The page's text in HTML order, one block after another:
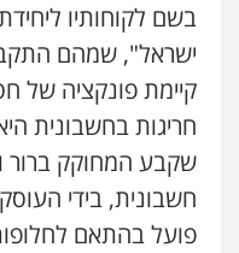
בשם לקוחותיו
ישראל", שמהם
קיימת פונקציה של
חריגות בחשבונית
שקבע המחוקק ברור
חשבונית, בידי
פועל בהתאם
עו"ד
פלילי
אבי אמר
פלילי